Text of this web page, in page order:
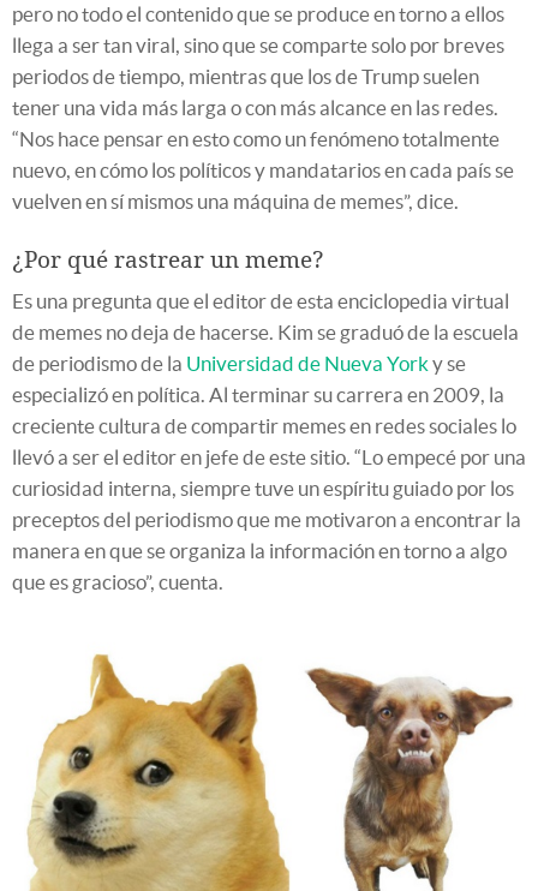
pero no todo el contenido que se produce en torno a ellos
llega a ser tan viral, sino que se comparte solo por breves
periodos de tiempo, mientras que los de Trump suelen
tener una vida más larga o con más alcance en las redes.
“Nos hace pensar en esto como un fenómeno totalmente
nuevo, en cómo los políticos y mandatarios en cada país se
vuelven en sí mismos una máquina de memes”, dice.
¿Por qué rastrear un meme?
Es una pregunta que el editor de esta enciclopedia virtual
de memes no deja de hacerse. Kim se graduó de la escuela
de periodismo de la Universidad de Nueva Yorky se
especializó en política. Al terminar su carrera en 2009, la
creciente cultura de compartir memes en redes sociales lo
llevó a ser el editor en jefe de este sitio. “Lo empecé por una
curiosidad interna, siempre tuve un espíritu guiado por los
preceptos del periodismo que me motivaron a encontrar la
manera en que se organiza la información en torno a algo
que es gracioso”, cuenta.